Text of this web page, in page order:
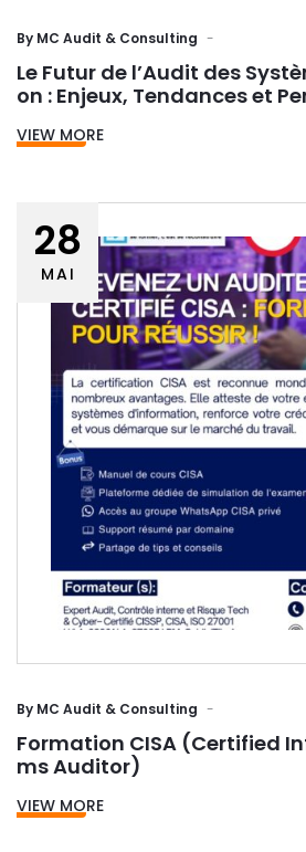
By MC Audit & Consulting
Le Futur de l’Audit des
on : Enjeux, Tendances et
VIEW MORE
28
MAI
By MC Audit & Consulting
Formation CISA (Certified
ms Auditor)
VIEW MORE